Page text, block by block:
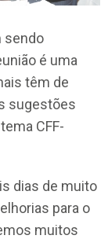
sendo
é uma
têm de
sugestões
CFF-
dias de muito
para o
muitos